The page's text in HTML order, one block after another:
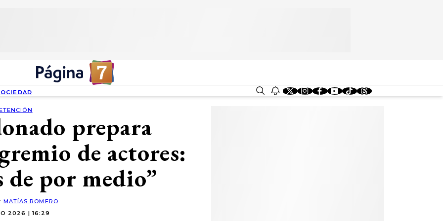
prepara
de actores:
por medio”
MATÍAS ROMERO
2026 | 16:29